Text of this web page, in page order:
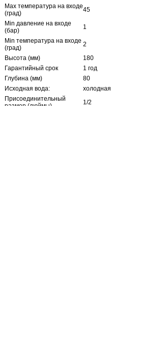
Max температура на входе
(град)
45
Min давление на входе
(бар)
1
Min температура на входе
(град)
2
Высота (мм)
180
Гарантийный срок
1 год
Глубина (мм)
80
Исходная вода:
холодная
Присоединительный
размер (дюймы)
1/2